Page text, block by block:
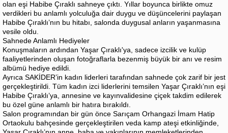
olan eşi Habibe Çıraklı sahneye çıktı. Yıllar boyunca birlikte omuz
verdikleri bu anlamlı yolculuğa dair duygu ve düşüncelerini paylaşan
Habibe Çıraklı’nın bu hitabı, salonda duygusal anların yaşanmasına
vesile oldu.
Sahnede Anlamlı Hediyeler
Konuşmaların ardından Yaşar Çıraklı'ya, sadece izcilik ve kulüp
faaliyetlerinden oluşan fotoğraflarla bezenmiş büyük bir anı ve resim
albümü hediye edildi.
Ayrıca SAKİDER’in kadın liderleri tarafından sahnede çok zarif bir jest
gerçekleştirildi. Tüm kadın izci liderlerini temsilen Yaşar Çıraklı’nın eşi
Habibe Çıraklı’ya, annesine ve kayınvalidesine çiçek takdim edilerek
bu özel güne anlamlı bir hatıra bırakıldı.
Salon programından bir gün önce Sarıçam Orhangazi İmam Hatip
Ortaokulu bahçesinde gerçekleştirilen veda kamp ateşi etkinliğinde,